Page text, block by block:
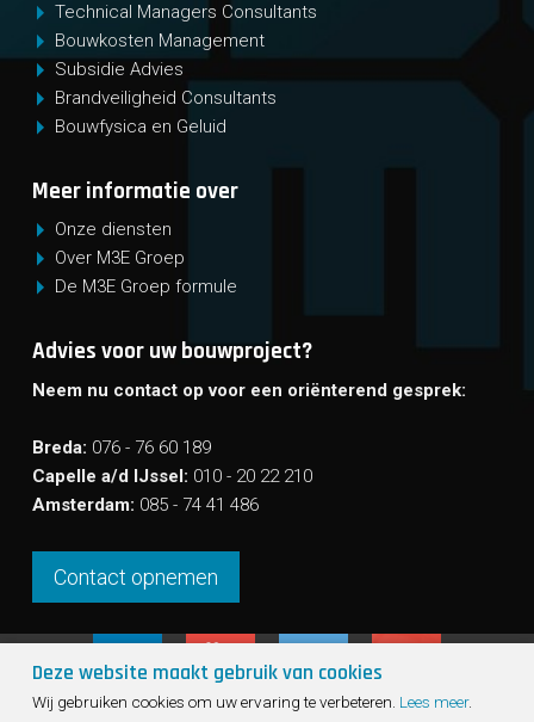
Technical Managers Consultants
Bouwkosten Management
Subsidie Advies
Brandveiligheid Consultants
Bouwfysica en Geluid
Meer informatie over
Onze diensten
Over M3E Groep
De M3E Groep formule
Advies voor uw bouwproject?
Neem nu contact op voor een oriënterend gesprek:
Breda: 076 - 76 60 189
Capelle a/d IJssel: 010 - 20 22 210
Amsterdam: 085 - 74 41 486
Contact opnemen
Deze website maakt gebruik van cookies
Wij gebruiken cookies om uw ervaring te verbeteren. Lees meer.